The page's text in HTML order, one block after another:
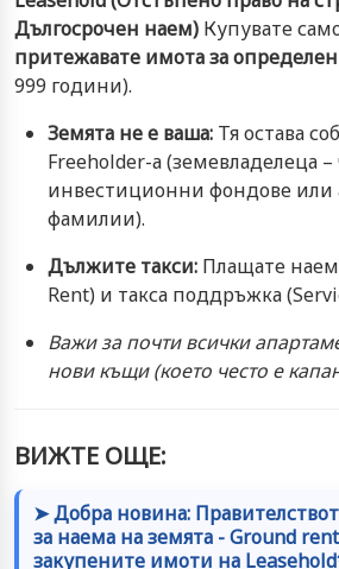
Дългосрочен наем) Купувате
притежавате имота за
999 години).
Земята не е ваша: Тя остава
Freeholder-а (земевладелеца
инвестиционни фондове или
фамилии).
Дължите такси: Плащате наем
Rent) и такса поддръжка
Важи за почти всички
нови къщи (което често е
ВИЖТЕ ОЩЕ:
➤ Добра новина:
за наема на земята - Ground
закупените имоти на